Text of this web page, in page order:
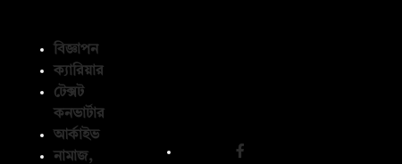
বিজ্ঞাপন
ক্যারিয়ার
টেক্সট
কনভার্টার
আর্কাইভ
নামাজ,